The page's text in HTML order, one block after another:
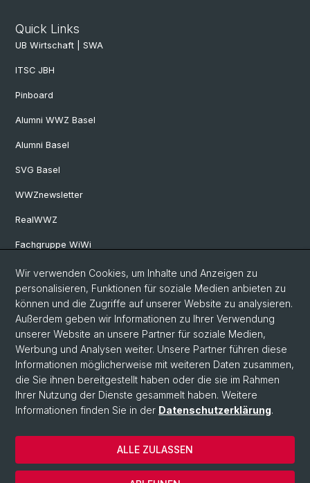
Quick Links
UB Wirtschaft | SWA
ITSC JBH
Pinboard
Alumni WWZ Basel
Alumni Basel
SVG Basel
WWZnewsletter
RealWWZ
Fachgruppe WiWi
Social Media
LinkedIn
Youtube
WWZFaculty Blog
Wir verwenden Cookies, um Inhalte und Anzeigen zu
personalisieren, Funktionen für soziale Medien anbieten zu
können und die Zugriffe auf unserer Website zu analysieren.
Außerdem geben wir Informationen zu Ihrer Verwendung
unserer Website an unsere Partner für soziale Medien,
Werbung und Analysen weiter. Unsere Partner führen diese
Informationen möglicherweise mit weiteren Daten zusammen,
die Sie ihnen bereitgestellt haben oder die sie im Rahmen
Ihrer Nutzung der Dienste gesammelt haben. Weitere
Informationen finden Sie in der Datenschutzerklärung.
ALLE ZULASSEN